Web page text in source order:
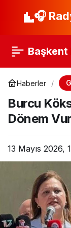
🎧
Başkent
Haberler
Burcu
Dönem
13 Mayıs 2026,
Tuvalette